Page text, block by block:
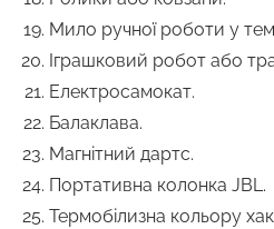
Мило ручної роботи у
Іграшковий робот або
Електросамокат.
Балаклава.
Магнітний дартс.
Портативна колонка JBL.
Термобілизна кольору